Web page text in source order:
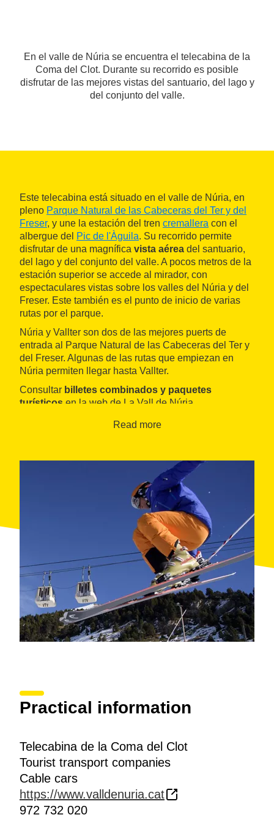
En el valle de Núria se encuentra el telecabina de la
Coma del Clot. Durante su recorrido es posible
disfrutar de las mejores vistas del santuario, del lago y
del conjunto del valle.
Este telecabina está situado en el valle de Núria, en
pleno Parque Natural de las Cabeceras del Ter y del
Freser, y une la estación del tren cremallera con el
albergue del Pic de l'Àguila. Su recorrido permite
disfrutar de una magnífica vista aérea del santuario,
del lago y del conjunto del valle. A pocos metros de la
estación superior se accede al mirador, con
espectaculares vistas sobre los valles del Núria y del
Freser. Este también es el punto de inicio de varias
rutas por el parque.
Núria y Vallter son dos de las mejores puerts de
entrada al Parque Natural de las Cabeceras del Ter y
del Freser. Algunas de las rutas que empiezan en
Núria permiten llegar hasta Vallter.
Consultar billetes combinados y paquetes
turísticos en la web de La Vall de Núria.
Read more
Practical information
Telecabina de la Coma del Clot
Tourist transport companies
Cable cars
https://www.valldenuria.cat
972 732 020